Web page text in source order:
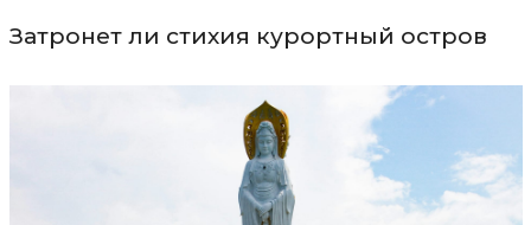
Затронет ли стихия курортный остров